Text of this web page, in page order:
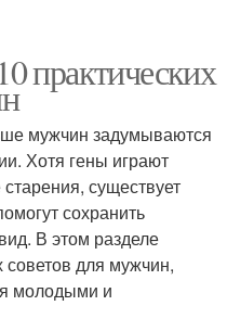
практических
мужчин задумываются
Хотя гены играют
существует
сохранить
В этом разделе
для мужчин,
молодыми и